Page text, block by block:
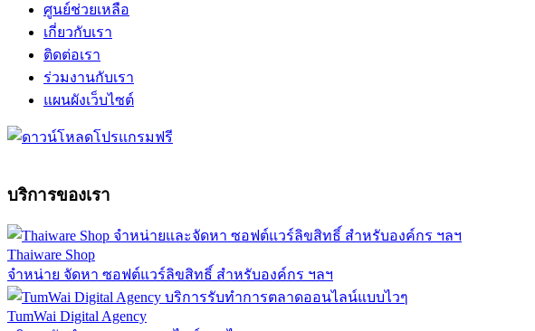
ศูนย์ช่วยเหลือ
เกี่ยวกับเรา
ติดต่อเรา
ร่วมงานกับเรา
แผนผังเว็บไซต์
บริการของเรา
Thaiware Shop
จำหน่าย จัดหา ซอฟต์แวร์ลิขสิทธิ์ สำหรับองค์กร ฯลฯ
TumWai Digital Agency